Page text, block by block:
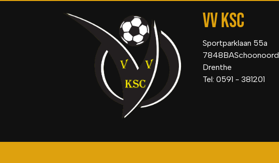
VV KSC
Sportparklaan 55a
7848BASchoonoord
Drenthe
Tel: 0591 - 381201